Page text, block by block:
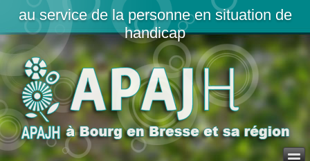
au service de la personne en situation de
handicap